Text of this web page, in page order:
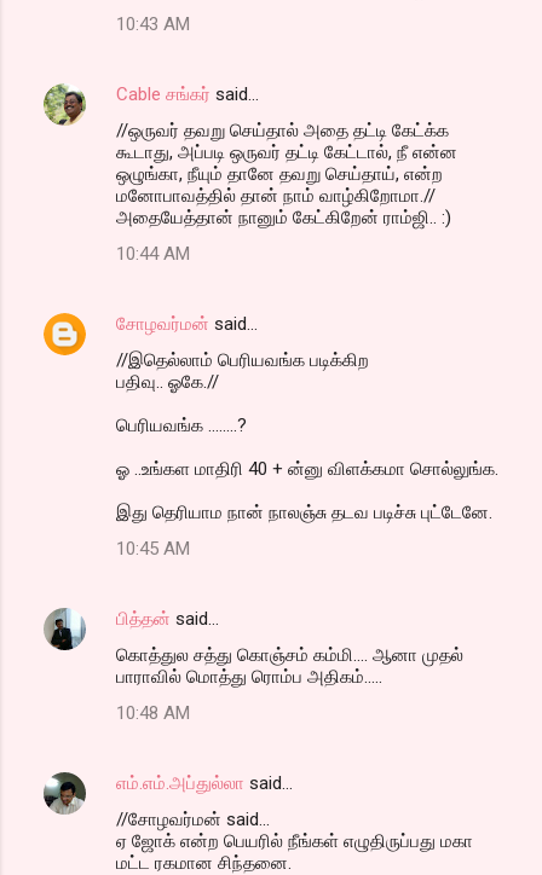
10:43 AM
Cable சங்கர் said…
//ஒருவர் தவறு செய்தால் அதை தட்டி கேட்க்க
கூடாது, அப்படி ஒருவர் தட்டி கேட்டால், நீ என்ன
ஒழுங்கா, நீயும் தானே தவறு செய்தாய், என்ற
மனோபாவத்தில் தான் நாம் வாழ்கிறோமா.//
அதையேத்தான் நானும் கேட்கிறேன் ராம்ஜி.. :)
10:44 AM
சோழவர்மன் said…
//இதெல்லாம் பெரியவங்க படிக்கிற
பதிவு.. ஓகே.//
பெரியவங்க ........?
ஓ ..உங்கள மாதிரி 40 + ன்னு விளக்கமா சொல்லுங்க.
இது தெரியாம நான் நாலஞ்சு தடவ படிச்சு புட்டேனே.
10:45 AM
பித்தன் said…
கொத்துல சத்து கொஞ்சம் கம்மி.... ஆனா முதல்
பாராவில் மொத்து ரொம்ப அதிகம்.....
10:48 AM
எம்.எம்.அப்துல்லா said…
//சோழவர்மன் said...
ஏ ஜோக் என்ற பெயரில் நீங்கள் எழுதிருப்பது மகா
மட்ட ரகமான சிந்தனை.